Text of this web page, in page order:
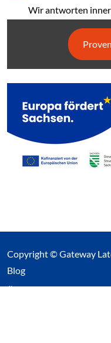
Wir antworten
Copyright © Gateway
Blog(Link öffnet einen
Über uns